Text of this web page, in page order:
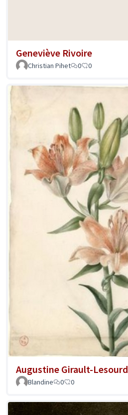
Geneviève Rivoire
Christian Pihet
0 0
Augustine Girault-Lesourd
Blandine
0 0